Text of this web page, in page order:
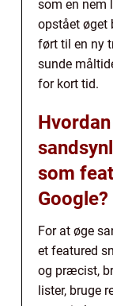
som en nem
opstået øget
ført til en ny
sunde
for kort tid.
som
Google?
For at øge
et featured
og præcist,
lister, bruge